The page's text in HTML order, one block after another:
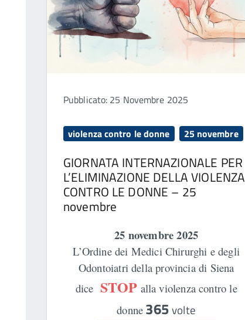
Pubblicato: 25 Novembre 2025
violenza contro le donne 25 novembre
GIORNATA INTERNAZIONALE PER
L’ELIMINAZIONE DELLA VIOLENZA
CONTRO LE DONNE – 25
novembre
25 novembre 2025
L’Ordine dei Medici Chirurghi e degli
Odontoiatri della provincia di Siena
dice STOP alla violenza contro le
donne 365volte